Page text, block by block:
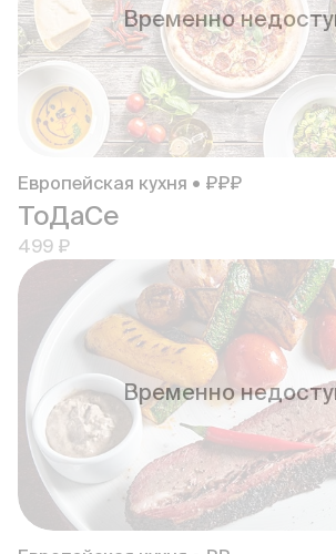
Временно
Европейская кухня • ₽₽₽
ТоДаСе
499 ₽
Временно